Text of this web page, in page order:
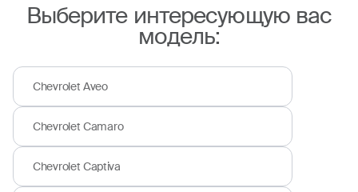
Выберите интересующую вас
модель:
Chevrolet Aveo
Chevrolet Camaro
Chevrolet Captiva